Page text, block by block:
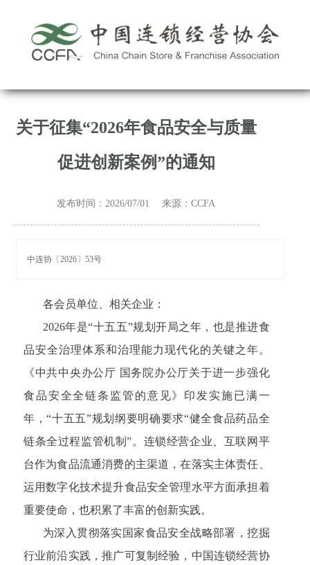
关于征集“2026年食品安全与质量
促进创新案例”的通知
发布时间：2026/07/01 来源：CCFA
中连协〔2026〕53号
各会员单位、相关企业：
2026年是“十五五”规划开局之年，也是推进食
品安全治理体系和治理能力现代化的关键之年。
《中共中央办公厅 国务院办公厅关于进一步强化
食品安全全链条监管的意见》印发实施已满一
年，“十五五”规划纲要明确要求“健全食品药品全
链条全过程监管机制”。连锁经营企业、互联网平
台作为食品流通消费的主渠道，在落实主体责任、
运用数字化技术提升食品安全管理水平方面承担着
重要使命，也积累了丰富的创新实践。
为深入贯彻落实国家食品安全战略部署，挖掘
行业前沿实践，推广可复制经验，中国连锁经营协